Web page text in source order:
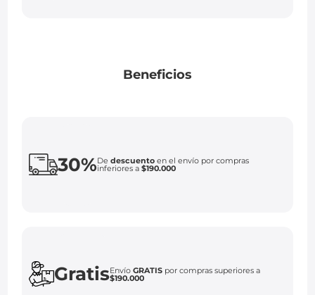
Beneficios
30%Dedescuento en el envío por compras
inferiores a$190.000
GratisEnvíoGRATIS por compras superiores a
$190.000